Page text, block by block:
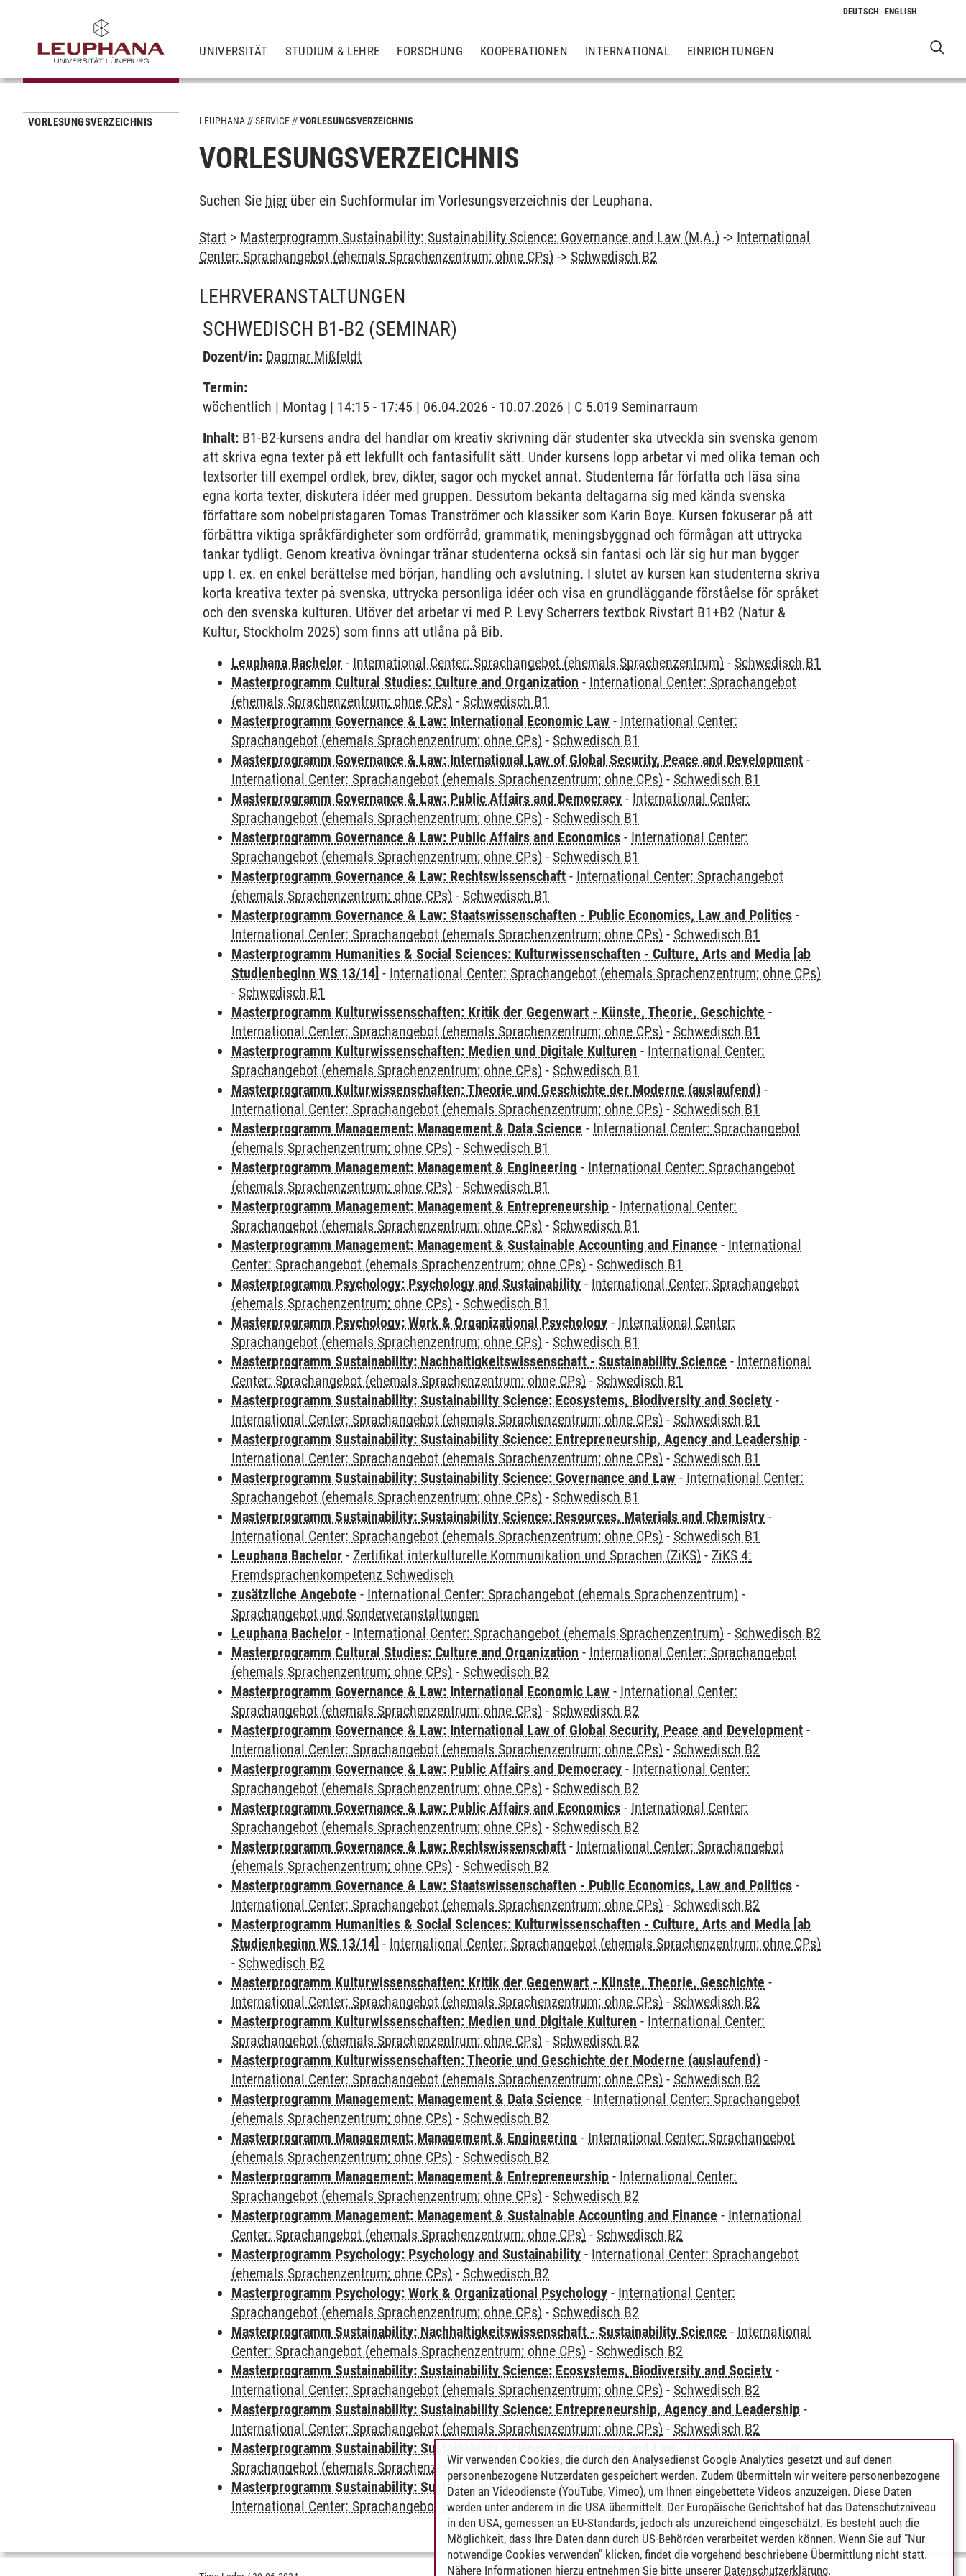
UNIVERSITÄT STUDIUM & LEHRE FORSCHUNG KOOPERATIONEN INTERNATIONAL EINRICHTUNGEN
VORLESUNGSVERZEICHNIS LEUPHANA SERVICE VORLESUNGSVERZEICHNIS
VORLESUNGSVERZEICHNIS
Suchen Sie hier über ein Suchformular im Vorlesungsverzeichnis der Leuphana.
Start > Masterprogramm Sustainability: Sustainability Science: Governance and Law (M.A.) -> International
Center: Sprachangebot (ehemals Sprachenzentrum; ohne CPs) -> Schwedisch B2
LEHRVERANSTALTUNGEN
SCHWEDISCH B1-B2 (SEMINAR)
Dozent/in: Dagmar Mißfeldt
Termin:
wöchentlich | Montag | 14:15 - 17:45 | 06.04.2026 - 10.07.2026 | C 5.019 Seminarraum
Inhalt: B1-B2-kursens andra del handlar om kreativ skrivning där studenter ska utveckla sin svenska genom
att skriva egna texter på ett lekfullt och fantasifullt sätt. Under kursens lopp arbetar vi med olika teman och
textsorter till exempel ordlek, brev, dikter, sagor och mycket annat. Studenterna får författa och läsa sina
egna korta texter, diskutera idéer med gruppen. Dessutom bekanta deltagarna sig med kända svenska
författare som nobelpristagaren Tomas Tranströmer och klassiker som Karin Boye. Kursen fokuserar på att
förbättra viktiga språkfärdigheter som ordförråd, grammatik, meningsbyggnad och förmågan att uttrycka
tankar tydligt. Genom kreativa övningar tränar studenterna också sin fantasi och lär sig hur man bygger
upp t. ex. en enkel berättelse med början, handling och avslutning. I slutet av kursen kan studenterna skriva
korta kreativa texter på svenska, uttrycka personliga idéer och visa en grundläggande förståelse för språket
och den svenska kulturen. Utöver det arbetar vi med P. Levy Scherrers textbok Rivstart B1+B2 (Natur &
Kultur, Stockholm 2025) som finns att utlåna på Bib.
Leuphana Bachelor - International Center: Sprachangebot (ehemals Sprachenzentrum) - Schwedisch B1
Masterprogramm Cultural Studies: Culture and Organization - International Center: Sprachangebot
(ehemals Sprachenzentrum; ohne CPs) - Schwedisch B1
Masterprogramm Governance & Law: International Economic Law - International Center:
Sprachangebot (ehemals Sprachenzentrum; ohne CPs) - Schwedisch B1
Masterprogramm Governance & Law: International Law of Global Security, Peace and Development -
International Center: Sprachangebot (ehemals Sprachenzentrum; ohne CPs) - Schwedisch B1
Masterprogramm Governance & Law: Public Affairs and Democracy - International Center:
Sprachangebot (ehemals Sprachenzentrum; ohne CPs) - Schwedisch B1
Masterprogramm Governance & Law: Public Affairs and Economics - International Center:
Sprachangebot (ehemals Sprachenzentrum; ohne CPs) - Schwedisch B1
Masterprogramm Governance & Law: Rechtswissenschaft - International Center: Sprachangebot
(ehemals Sprachenzentrum; ohne CPs) - Schwedisch B1
Masterprogramm Governance & Law: Staatswissenschaften - Public Economics, Law and Politics -
International Center: Sprachangebot (ehemals Sprachenzentrum; ohne CPs) - Schwedisch B1
Masterprogramm Humanities & Social Sciences: Kulturwissenschaften - Culture, Arts and Media [ab
Studienbeginn WS 13/14] - International Center: Sprachangebot (ehemals Sprachenzentrum; ohne CPs)
- Schwedisch B1
Masterprogramm Kulturwissenschaften: Kritik der Gegenwart - Künste, Theorie, Geschichte -
International Center: Sprachangebot (ehemals Sprachenzentrum; ohne CPs) - Schwedisch B1
Masterprogramm Kulturwissenschaften: Medien und Digitale Kulturen - International Center:
Sprachangebot (ehemals Sprachenzentrum; ohne CPs) - Schwedisch B1
Masterprogramm Kulturwissenschaften: Theorie und Geschichte der Moderne (auslaufend) -
International Center: Sprachangebot (ehemals Sprachenzentrum; ohne CPs) - Schwedisch B1
Masterprogramm Management: Management & Data Science - International Center: Sprachangebot
(ehemals Sprachenzentrum; ohne CPs) - Schwedisch B1
Masterprogramm Management: Management & Engineering - International Center: Sprachangebot
(ehemals Sprachenzentrum; ohne CPs) - Schwedisch B1
Masterprogramm Management: Management & Entrepreneurship - International Center:
Sprachangebot (ehemals Sprachenzentrum; ohne CPs) - Schwedisch B1
Masterprogramm Management: Management & Sustainable Accounting and Finance - International
Center: Sprachangebot (ehemals Sprachenzentrum; ohne CPs) - Schwedisch B1
Masterprogramm Psychology: Psychology and Sustainability - International Center: Sprachangebot
(ehemals Sprachenzentrum; ohne CPs) - Schwedisch B1
Masterprogramm Psychology: Work & Organizational Psychology - International Center:
Sprachangebot (ehemals Sprachenzentrum; ohne CPs) - Schwedisch B1
Masterprogramm Sustainability: Nachhaltigkeitswissenschaft - Sustainability Science - International
Center: Sprachangebot (ehemals Sprachenzentrum; ohne CPs) - Schwedisch B1
Masterprogramm Sustainability: Sustainability Science: Ecosystems, Biodiversity and Society -
International Center: Sprachangebot (ehemals Sprachenzentrum; ohne CPs) - Schwedisch B1
Masterprogramm Sustainability: Sustainability Science: Entrepreneurship, Agency and Leadership -
International Center: Sprachangebot (ehemals Sprachenzentrum; ohne CPs) - Schwedisch B1
Masterprogramm Sustainability: Sustainability Science: Governance and Law - International Center:
Sprachangebot (ehemals Sprachenzentrum; ohne CPs) - Schwedisch B1
Masterprogramm Sustainability: Sustainability Science: Resources, Materials and Chemistry -
International Center: Sprachangebot (ehemals Sprachenzentrum; ohne CPs) - Schwedisch B1
Leuphana Bachelor - Zertifikat interkulturelle Kommunikation und Sprachen (ZiKS) - ZiKS 4:
Fremdsprachenkompetenz Schwedisch
zusätzliche Angebote - International Center: Sprachangebot (ehemals Sprachenzentrum) -
Sprachangebot und Sonderveranstaltungen
Leuphana Bachelor - International Center: Sprachangebot (ehemals Sprachenzentrum) - Schwedisch B2
Masterprogramm Cultural Studies: Culture and Organization - International Center: Sprachangebot
(ehemals Sprachenzentrum; ohne CPs) - Schwedisch B2
Masterprogramm Governance & Law: International Economic Law - International Center:
Sprachangebot (ehemals Sprachenzentrum; ohne CPs) - Schwedisch B2
Masterprogramm Governance & Law: International Law of Global Security, Peace and Development -
International Center: Sprachangebot (ehemals Sprachenzentrum; ohne CPs) - Schwedisch B2
Masterprogramm Governance & Law: Public Affairs and Democracy - International Center:
Sprachangebot (ehemals Sprachenzentrum; ohne CPs) - Schwedisch B2
Masterprogramm Governance & Law: Public Affairs and Economics - International Center:
Sprachangebot (ehemals Sprachenzentrum; ohne CPs) - Schwedisch B2
Masterprogramm Governance & Law: Rechtswissenschaft - International Center: Sprachangebot
(ehemals Sprachenzentrum; ohne CPs) - Schwedisch B2
Masterprogramm Governance & Law: Staatswissenschaften - Public Economics, Law and Politics -
International Center: Sprachangebot (ehemals Sprachenzentrum; ohne CPs) - Schwedisch B2
Masterprogramm Humanities & Social Sciences: Kulturwissenschaften - Culture, Arts and Media [ab
Studienbeginn WS 13/14] - International Center: Sprachangebot (ehemals Sprachenzentrum; ohne CPs)
- Schwedisch B2
Masterprogramm Kulturwissenschaften: Kritik der Gegenwart - Künste, Theorie, Geschichte -
International Center: Sprachangebot (ehemals Sprachenzentrum; ohne CPs) - Schwedisch B2
Masterprogramm Kulturwissenschaften: Medien und Digitale Kulturen - International Center:
Sprachangebot (ehemals Sprachenzentrum; ohne CPs) - Schwedisch B2
Masterprogramm Kulturwissenschaften: Theorie und Geschichte der Moderne (auslaufend) -
International Center: Sprachangebot (ehemals Sprachenzentrum; ohne CPs) - Schwedisch B2
Masterprogramm Management: Management & Data Science - International Center: Sprachangebot
(ehemals Sprachenzentrum; ohne CPs) - Schwedisch B2
Masterprogramm Management: Management & Engineering - International Center: Sprachangebot
(ehemals Sprachenzentrum; ohne CPs) - Schwedisch B2
Masterprogramm Management: Management & Entrepreneurship - International Center:
Sprachangebot (ehemals Sprachenzentrum; ohne CPs) - Schwedisch B2
Masterprogramm Management: Management & Sustainable Accounting and Finance - International
Center: Sprachangebot (ehemals Sprachenzentrum; ohne CPs) - Schwedisch B2
Masterprogramm Psychology: Psychology and Sustainability - International Center: Sprachangebot
(ehemals Sprachenzentrum; ohne CPs) - Schwedisch B2
Masterprogramm Psychology: Work & Organizational Psychology - International Center:
Sprachangebot (ehemals Sprachenzentrum; ohne CPs) - Schwedisch B2
Masterprogramm Sustainability: Nachhaltigkeitswissenschaft - Sustainability Science - International
Center: Sprachangebot (ehemals Sprachenzentrum; ohne CPs) - Schwedisch B2
Masterprogramm Sustainability: Sustainability Science: Ecosystems, Biodiversity and Society -
International Center: Sprachangebot (ehemals Sprachenzentrum; ohne CPs) - Schwedisch B2
Masterprogramm Sustainability: Sustainability Science: Entrepreneurship, Agency and Leadership -
International Center: Sprachangebot (ehemals Sprachenzentrum; ohne CPs) - Schwedisch B2
Masterprogramm Sustainability: Sustainability Science: Governance and Law
Sprachangebot (ehemals Sprachenzentrum; ohne CPs)-Schwedisch B2
Masterprogramm Sustainability: Sustainability Science: Resources, Materials and Chemistry-
International Center: Sprachangebot (ehemals Sprachenzentrum; ohne CPs)-Schwedisch B2
Wir verwenden Cookies, die durch den Analysedienst Google Analytics gesetzt und auf denen
personenbezogene Nutzerdaten gespeichert werden. Zudem übermitteln wir weitere personenbezogene
Daten an Videodienste (YouTube, Vimeo), um Ihnen eingebettete Videos anzuzeigen. Diese Daten
werden unter anderem in die USA übermittelt. Der Europäische Gerichtshof hat das Datenschutzniveau
in den USA, gemessen an EU-Standards, jedoch als unzureichend eingeschätzt. Es besteht auch die
Möglichkeit, dass Ihre Daten dann durch US-Behörden verarbeitet werden können. Wenn Sie auf "Nur
notwendige Cookies verwenden" klicken, findet die vorgehend beschriebene Übermittlung nicht statt.
Nähere Informationen hierzu entnehmen Sie bitte unserer Datenschutzerklärung.